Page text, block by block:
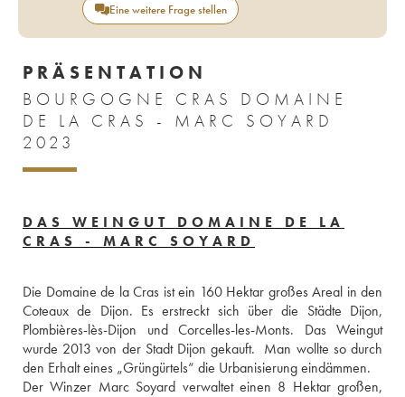
Eine weitere Frage stellen
PRÄSENTATION
BOURGOGNE CRAS DOMAINE
DE LA CRAS - MARC SOYARD
2023
DAS WEINGUT DOMAINE DE LA
CRAS - MARC SOYARD
Die Domaine de la Cras ist ein 160 Hektar großes Areal in den
Coteaux de Dijon. Es erstreckt sich über die Städte Dijon,
Plombières-lès-Dijon und Corcelles-les-Monts. Das Weingut
wurde 2013 von der Stadt Dijon gekauft.  Man wollte so durch
den Erhalt eines „Grüngürtels“ die Urbanisierung eindämmen.
Der Winzer Marc Soyard verwaltet einen 8 Hektar großen,